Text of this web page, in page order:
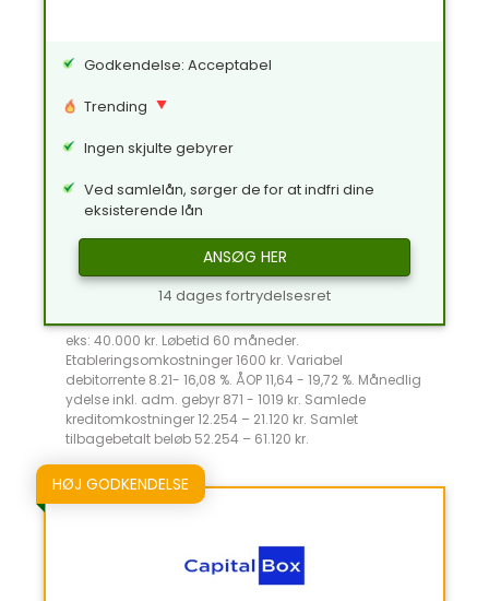
Godkendelse: Acceptabel
Trending
Ingen skjulte gebyrer
Ved samlelån, sørger de for at indfri dine
eksisterende lån
ANSØG HER
14 dages fortrydelsesret
eks: 40.000 kr. Løbetid 60 måneder.
Etableringsomkostninger 1600 kr. Variabel
debitorrente 8.21- 16,08 %. ÅOP 11,64 - 19,72 %. Månedlig
ydelse inkl. adm. gebyr 871 - 1019 kr. Samlede
kreditomkostninger 12.254 – 21.120 kr. Samlet
tilbagebetalt beløb 52.254 – 61.120 kr.
HØJ GODKENDELSE